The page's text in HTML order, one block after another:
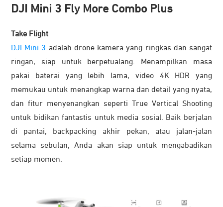
DJI Mini 3 Fly More Combo Plus
Take Flight
DJI Mini 3 adalah drone kamera yang ringkas dan sangat
ringan, siap untuk berpetualang. Menampilkan masa
pakai baterai yang lebih lama, video 4K HDR yang
memukau untuk menangkap warna dan detail yang nyata,
dan fitur menyenangkan seperti True Vertical Shooting
untuk bidikan fantastis untuk media sosial. Baik berjalan
di pantai, backpacking akhir pekan, atau jalan-jalan
selama sebulan, Anda akan siap untuk mengabadikan
setiap momen.